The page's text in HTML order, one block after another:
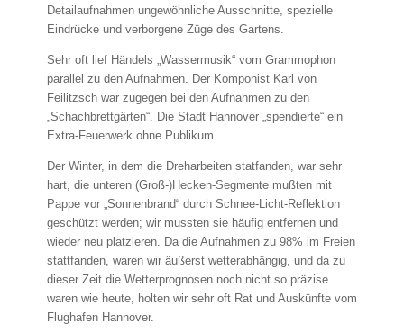
Detailaufnahmen ungewöhnliche Ausschnitte, spezielle
Eindrücke und verborgene Züge des Gartens.
Sehr oft lief Händels „Wassermusik“ vom Grammophon
parallel zu den Aufnahmen. Der Komponist Karl von
Feilitzsch war zugegen bei den Aufnahmen zu den
„Schachbrettgärten“. Die Stadt Hannover „spendierte“ ein
Extra-Feuerwerk ohne Publikum.
Der Winter, in dem die Dreharbeiten statfanden, war sehr
hart, die unteren (Groß-)Hecken-Segmente mußten mit
Pappe vor „Sonnenbrand“ durch Schnee-Licht-Reflektion
geschützt werden; wir mussten sie häufig entfernen und
wieder neu platzieren. Da die Aufnahmen zu 98% im Freien
stattfanden, waren wir äußerst wetterabhängig, und da zu
dieser Zeit die Wetterprognosen noch nicht so präzise
waren wie heute, holten wir sehr oft Rat und Auskünfte vom
Flughafen Hannover.